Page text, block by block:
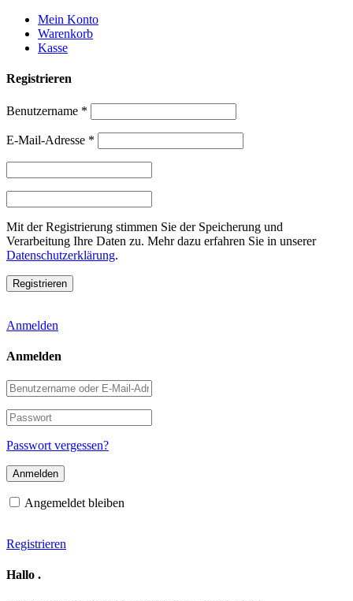
Weiter
zum
Inhalt
Mein Konto
Warenkorb
Kasse
Registrieren
Benutzername *
E-Mail-Adresse *
Mit der Registrierung stimmen Sie der Speicherung und
Verarbeitung Ihre Daten zu. Mehr dazu erfahren Sie in unserer
Datenschutzerklärung.
Anmelden
Anmelden
Benutzername
oder
E-
Mail-
Adresse
Passwort
Passwort vergessen?
Angemeldet bleiben
Registrieren
Hallo .